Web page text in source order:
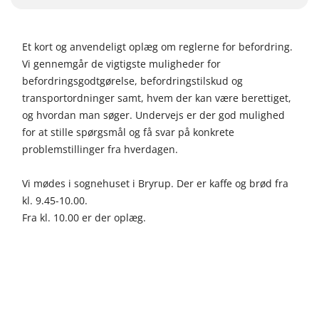
Et kort og anvendeligt oplæg om reglerne for befordring.
Vi gennemgår de vigtigste muligheder for
befordringsgodtgørelse, befordringstilskud og
transportordninger samt, hvem der kan være berettiget,
og hvordan man søger. Undervejs er der god mulighed
for at stille spørgsmål og få svar på konkrete
problemstillinger fra hverdagen.
Vi mødes i sognehuset i Bryrup. Der er kaffe og brød fra
kl. 9.45-10.00.
Fra kl. 10.00 er der oplæg.